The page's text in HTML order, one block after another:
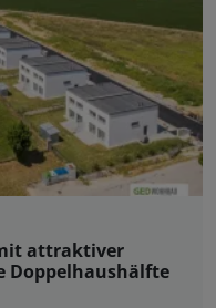
attraktiver
Doppelhaushälfte